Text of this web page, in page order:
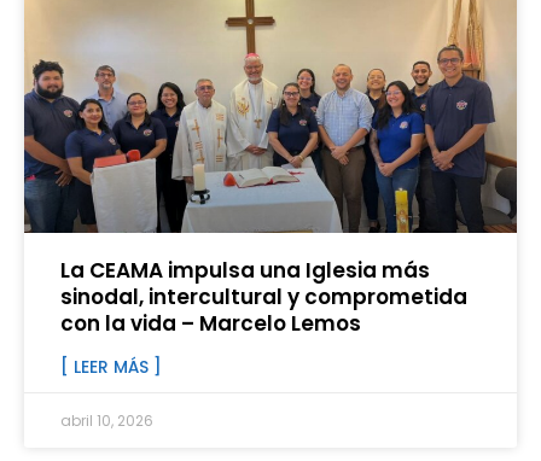
La CEAMA impulsa una Iglesia más
sinodal, intercultural y comprometida
con la vida – Marcelo Lemos
[ LEER MÁS ]
abril 10, 2026